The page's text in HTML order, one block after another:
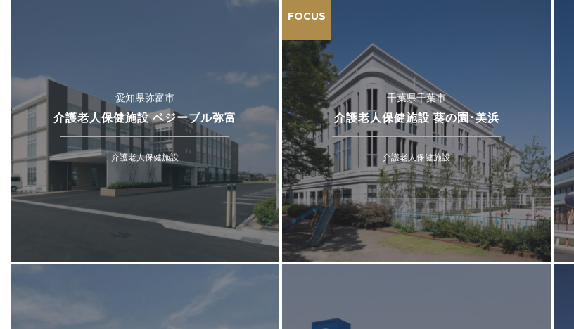
愛知県弥富市
介護老人保健施設 ペジーブル弥富
介護老人保健施設
FOCUS
千葉県千葉市
介護老人保健施設 葵の園･美浜
介護老人保健施設